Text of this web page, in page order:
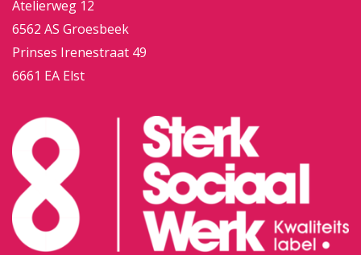
Atelierweg 12
6562 AS Groesbeek
Prinses Irenestraat 49
6661 EA Elst